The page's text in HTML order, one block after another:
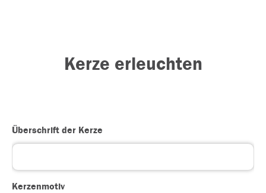
Kerze erleuchten
Überschrift der Kerze
Kerzenmotiv